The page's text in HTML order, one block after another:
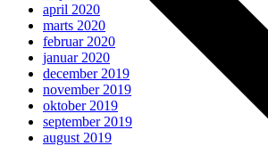
april 2020
marts 2020
februar 2020
januar 2020
december 2019
november 2019
oktober 2019
september 2019
august 2019